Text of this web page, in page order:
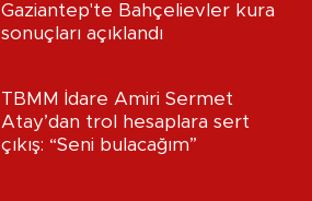
Gaziantep'te Bahçelievler kura
sonuçları açıklandı
TBMM İdare Amiri Sermet
Atay’dan trol hesaplara sert
çıkış: “Seni bulacağım”